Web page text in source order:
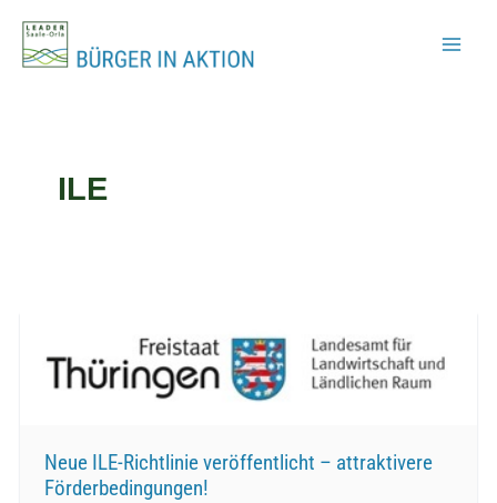
Inhalt
springen
ILE
Neue ILE-Richtlinie veröffentlicht – attraktivere
Förderbedingungen!